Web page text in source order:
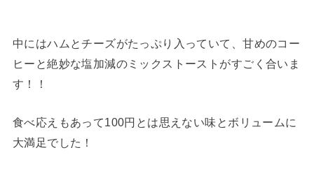
中にはハムとチーズがたっぷり入っていて、甘めのコー
ヒーと絶妙な塩加減のミックストーストがすごく合いま
す！！
食べ応えもあって100円とは思えない味とボリュームに
大満足でした！